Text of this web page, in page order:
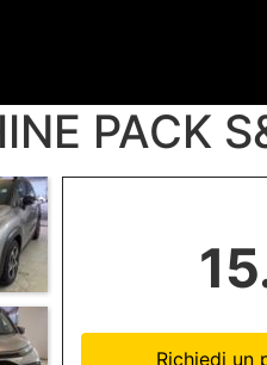
PACK
Richiedi un